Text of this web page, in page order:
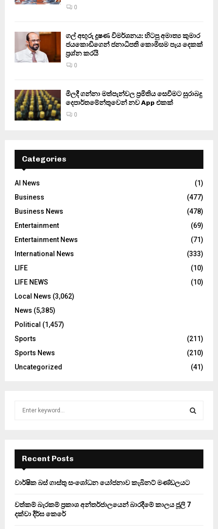
0
ගල් අඟුරු දූෂණ විමර්ශනය: හිටපු අමාත්‍ය කුමාර
ජයකොඩිගෙන් ජනාධිපති කොමිසම පැය දෙකක්
ප්‍රශ්න කරයි
0
මිලදී ගන්නා මත්පැන්වල ප්‍රමිතිය සෙවීමට සුරාබදු
දෙපාර්තමේන්තුවෙන් නව App එකක්
0
Categories
AI News
(1)
Business
(477)
Business News
(478)
Entertainment
(69)
Entertainment News
(71)
International News
(333)
LIFE
(10)
LIFE NEWS
(10)
Local News (3,062)
News (5,385)
Political (1,457)
Sports
(211)
Sports News
(210)
Uncategorized
(41)
f
r
E
A
Recent Posts
වාර්ෂික බස් ගාස්තු සංශෝධන යෝජනාව කැබිනට් මණ්ඩලයට
වත්කම් බැරකම් ප්‍රකාශ අන්තර්ජාලයෙන් බාරදීමේ කාලය ජූලි 7
දක්වා දීර්ඝ කෙරේ